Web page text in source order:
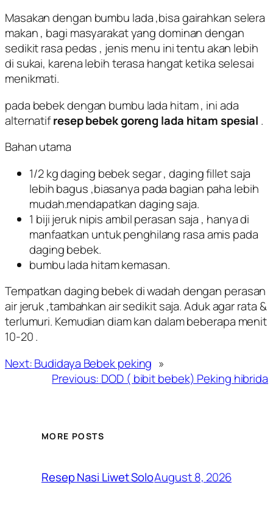
Masakan dengan bumbu lada ,bisa gairahkan selera
makan , bagi masyarakat yang dominan dengan
sedikit rasa pedas , jenis menu ini tentu akan lebih
di sukai, karena lebih terasa hangat ketika selesai
menikmati.
pada bebek dengan bumbu lada hitam , ini ada
alternatifresep bebek goreng lada hitam spesial .
Bahan utama
1/2 kg daging bebek segar , daging fillet saja
lebih bagus ,biasanya pada bagian paha lebih
mudah.mendapatkan daging saja.
1 biji jeruk nipis ambil perasan saja , hanya di
manfaatkan untuk penghilang rasa amis pada
daging bebek.
bumbu lada hitam kemasan.
Tempatkan daging bebek di wadah dengan perasan
air jeruk ,tambahkan air sedikit saja. Aduk agar rata &
terlumuri. Kemudian diam kan dalam beberapa menit
10-20 .
Next:Budidaya Bebek peking »
Previous: DOD ( bibit bebek) Peking hibrida
MORE POSTS
Resep Nasi Liwet SoloAugust 8, 2026